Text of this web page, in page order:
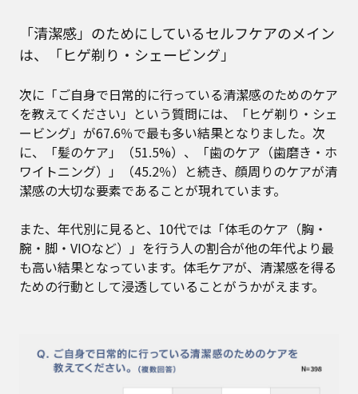
「清潔感」のためにしているセルフケアのメイン
は、「ヒゲ剃り・シェービング」
次に「ご自身で日常的に行っている清潔感のためのケア
を教えてください」という質問には、「ヒゲ剃り・シェ
ービング」が67.6％で最も多い結果となりました。次
に、「髪のケア」（51.5%）、「歯のケア（歯磨き・ホ
ワイトニング）」（45.2％）と続き、顔周りのケアが清
潔感の大切な要素であることが現れています。
また、年代別に見ると、10代では「体毛のケア（胸・
腕・脚・VIOなど）」を行う人の割合が他の年代より最
も高い結果となっています。体毛ケアが、清潔感を得る
ための行動として浸透していることがうかがえます。